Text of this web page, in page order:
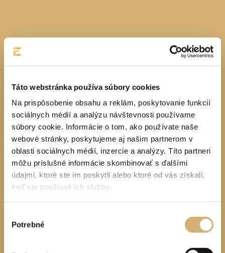
Táto webstránka používa súbory cookies
Na prispôsobenie obsahu a reklám, poskytovanie funkcií
sociálnych médií a analýzu návštevnosti používame
súbory cookie. Informácie o tom, ako používate naše
webové stránky, poskytujeme aj našim partnerom v
oblasti sociálnych médií, inzercie a analýzy. Títo partneri
môžu príslušné informácie skombinovať s ďalšími
údajmi, ktoré ste im poskytli alebo ktoré od vás získali,
keď ste používali ich služby.
súhlasu
Potrebné